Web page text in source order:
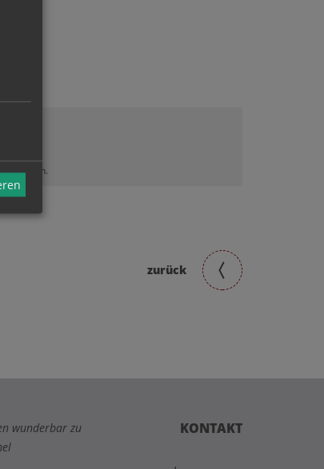
können.
zurück
KONTAKT
wunderbar zu